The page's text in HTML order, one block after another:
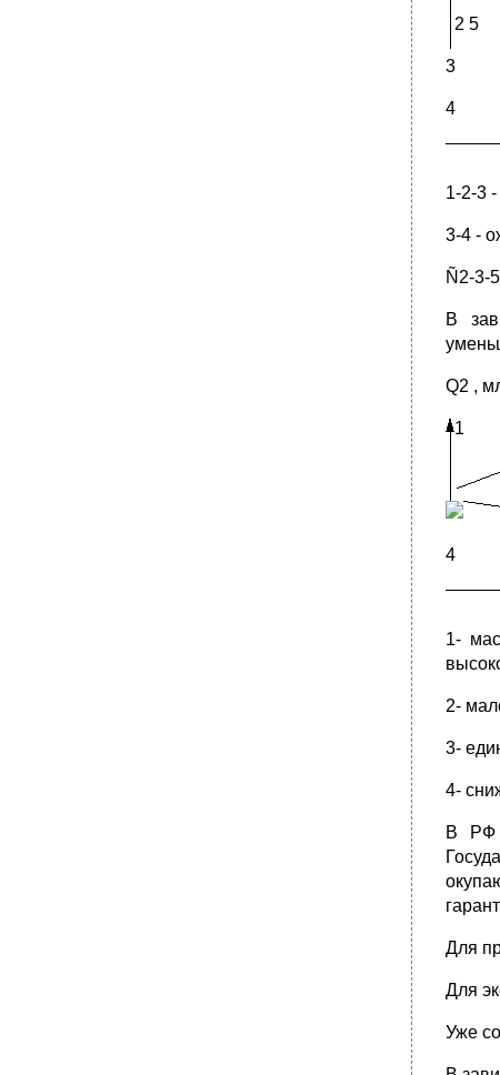
2 5
3
4
1-2-3
3-4 -
Ñ2-3-
В
Q2 ,
1
4
1-
2-
3-
4-
В РФ
Для
Для
Уже